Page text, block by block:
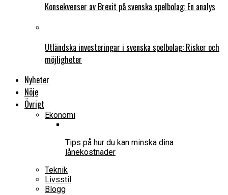
Konsekvenser av Brexit på svenska spelbolag: En analys
Utländska investeringar i svenska spelbolag: Risker och
möjligheter
Nyheter
Nöje
Övrigt
Ekonomi
Tips på hur du kan minska dina
lånekostnader
Teknik
Livsstil
Blogg